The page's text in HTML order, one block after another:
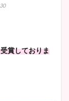
賞しておりま